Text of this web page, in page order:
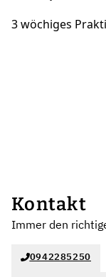
3 wöchiges
Kontakt
Immer den
0942285250